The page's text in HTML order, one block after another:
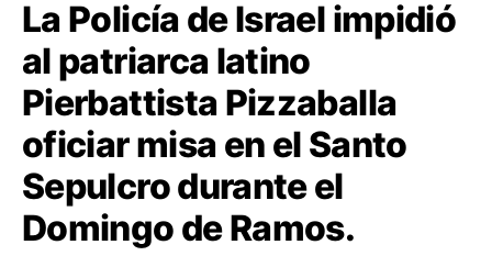
La Policía de Israel impidió
al patriarca latino
Pierbattista Pizzaballa
oficiar misa en el Santo
Sepulcro durante el
Domingo de Ramos.